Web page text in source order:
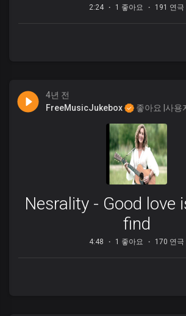
2:24 1 좋아요 191 연극
4년 전
FreeMusicJukebox
좋아요 |사용
Nesrality - Good love
find
4:48 1 좋아요 170 연극